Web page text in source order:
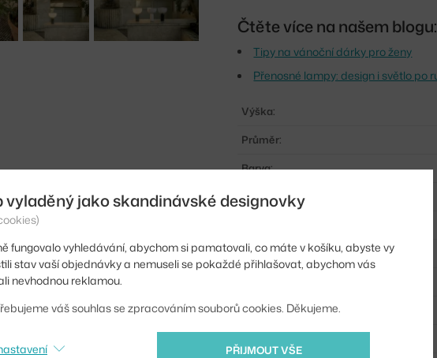
Čtěte více na našem blogu:
Tipy na vánoční dárky pro ženy
Přenosné lampy: design i světlo po
Výška:
Průměr:
Barva:
Materiál:
Hlavní materiál:
Patice / zdroj:
vyladěný jako skandinávské designovky
fungovalo vyhledávání, abychom si pamatovali, co máte v košíku, abyste vy
stav vaší objednávky a nemuseli se pokaždé přihlašovat, abychom vás
nevhodnou reklamou.
váš souhlas se zpracováním souborů cookies. Děkujeme.
PŘIJMOUT VŠE